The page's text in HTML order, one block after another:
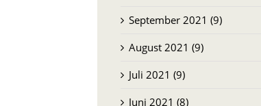
September 2021 (9)
August 2021 (9)
Juli 2021 (9)
Juni 2021 (8)